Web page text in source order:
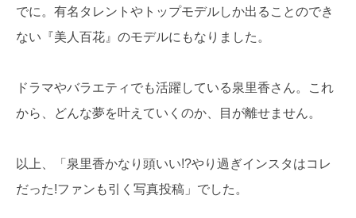
でに。有名タレントやトップモデルしか出ることのでき
ない『美人百花』のモデルにもなりました。
ドラマやバラエティでも活躍している泉里香さん。これ
から、どんな夢を叶えていくのか、目が離せません。
以上、「泉里香かなり頭いい!?やり過ぎインスタはコレ
だった!ファンも引く写真投稿」でした。